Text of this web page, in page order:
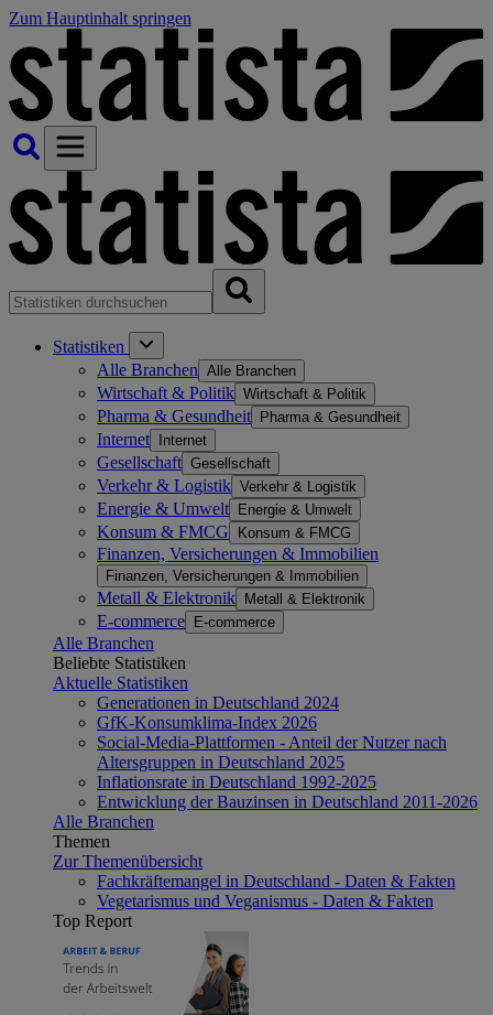
Zum Hauptinhalt springen
Statistiken
Alle Branchen Alle Branchen
Wirtschaft & Politik Wirtschaft & Politik
Pharma & Gesundheit Pharma & Gesundheit
Internet Internet
Gesellschaft Gesellschaft
Verkehr & Logistik Verkehr & Logistik
Energie & Umwelt Energie & Umwelt
Konsum & FMCG Konsum & FMCG
Finanzen, Versicherungen & Immobilien
Finanzen, Versicherungen & Immobilien
Metall & Elektronik Metall & Elektronik
E-commerce E-commerce
Alle Branchen
Beliebte Statistiken
Aktuelle Statistiken
Generationen in Deutschland 2024
GfK-Konsumklima-Index 2026
Social-Media-Plattformen - Anteil der Nutzer nach
Altersgruppen in Deutschland 2025
Inflationsrate in Deutschland 1992-2025
Entwicklung der Bauzinsen in Deutschland 2011-2026
Alle Branchen
Themen
Zur Themenübersicht
Fachkräftemangel in Deutschland - Daten & Fakten
Vegetarismus und Veganismus - Daten & Fakten
Top Report